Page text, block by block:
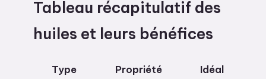
Tableau récapitulatif des
huiles et leurs bénéfices
Type
Propriété
Idéal